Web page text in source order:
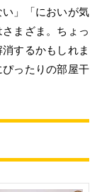
」「においが気
まざま。ちょっ
するかもしれま
ったりの部屋干